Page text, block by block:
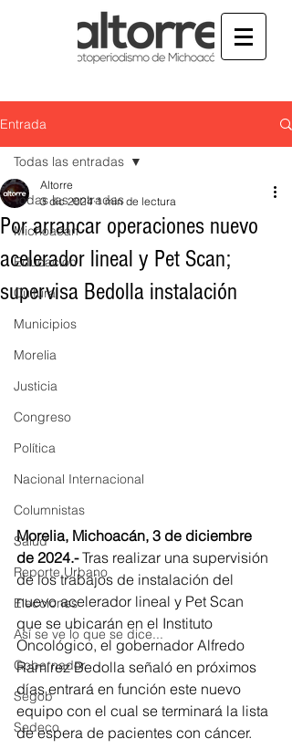
Entrada
Todas las entradas
Michoacán
Educación
Cultura
Municipios
Morelia
Justicia
Congreso
Política
Nacional Internacional
Columnistas
Salud
Reporte Urbano
Elecciones
Así se ve lo que se dice...
Gobernador
Segob
Sedeco
Todas las entradas
Por arrancar operaciones nuevo
acelerador lineal y Pet Scan;
supervisa Bedolla instalación
Altorre
3 dic 2024 1 min de lectura
Morelia, Michoacán, 3 de diciembre
de 2024.- Tras realizar una supervisión
de los trabajos de instalación del
nuevo acelerador lineal y Pet Scan
que se ubicarán en el Instituto
Oncológico, el gobernador Alfredo
Ramírez Bedolla señaló en próximos
días entrará en función este nuevo
equipo con el cual se terminará la lista
de espera de pacientes con cáncer.